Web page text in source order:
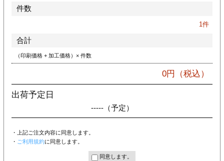
リーブ
件数
1件
合計
（印刷価格 + 加工価格）× 件数
0円（税込）
出荷予定日
-----（予定）
・上記ご注文内容に同意します。
・ ご利用規約に同意します。
同意します。